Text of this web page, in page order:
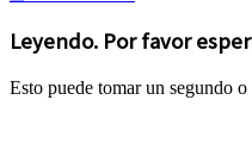
Leyendo. Por favor
Esto puede tomar un segundo o